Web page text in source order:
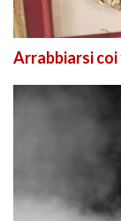
Arrabbiarsi coi